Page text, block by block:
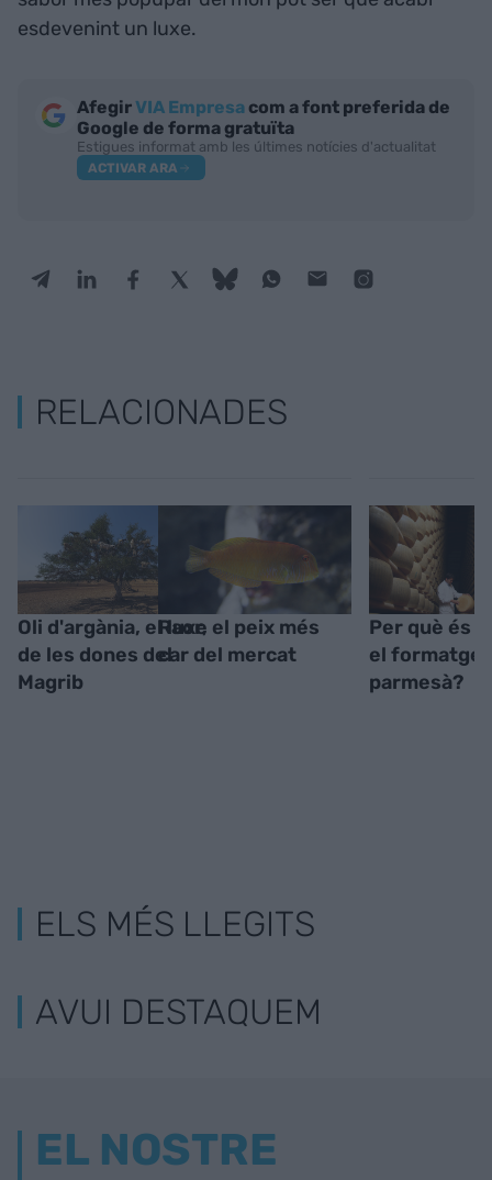
esdevenint un luxe.
AfegirVIA Empresa com a font preferida de
Google de forma gratuïta
Estigues informat amb les últimes notícies d'actualitat
ACTIVAR ARA
RELACIONADES
Oli d'argània, el luxe
de les dones del
Magrib
Raor, el peix més
car del mercat
Per què és
el formatge
parmesà?
ELS MÉS LLEGITS
AVUI DESTAQUEM
EL NOSTRE